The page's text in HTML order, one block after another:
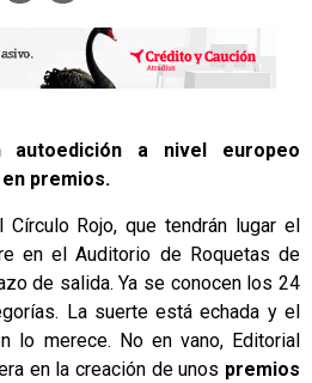
a nivel europeo
premios.
Rojo, que tendrán lugar el
en el Auditorio de Roquetas de
de salida. Ya se conocen los 24
La suerte está echada y el
lo merece. No en vano, Editorial
en la creación de unos premios